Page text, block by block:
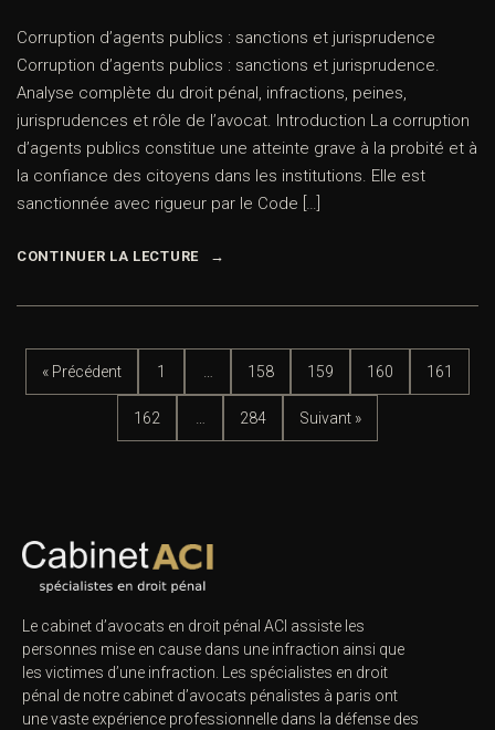
Corruption d’agents publics : sanctions et jurisprudence
Corruption d’agents publics : sanctions et jurisprudence.
Analyse complète du droit pénal, infractions, peines,
jurisprudences et rôle de l’avocat. Introduction La corruption
d’agents publics constitue une atteinte grave à la probité et à
la confiance des citoyens dans les institutions. Elle est
sanctionnée avec rigueur par le Code […]
CONTINUER LA LECTURE
« Précédent 1 158 159 160 161
162 284 Suivant »
Le cabinet d’avocats en droit pénal ACI assiste les
personnes mise en cause dans une infraction ainsi que
les victimes d’une infraction. Les spécialistes en droit
pénal de notre cabinet d’avocats pénalistes à paris ont
une vaste expérience professionnelle dans la défense des